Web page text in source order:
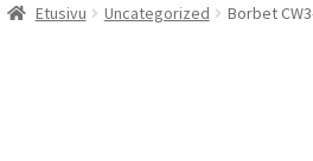
Etusivu Uncategorized Borbet